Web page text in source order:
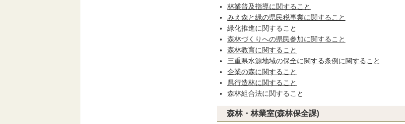
林業普及指導に関すること
みえ森と緑の県民税事業に関すること
緑化推進に関すること
森林づくりへの県民参加に関すること
森林教育に関すること
三重県水源地域の保全に関する条例に関すること
企業の森に関すること
県行造林に関すること
森林組合法に関すること
森林・林業室(森林保全課)